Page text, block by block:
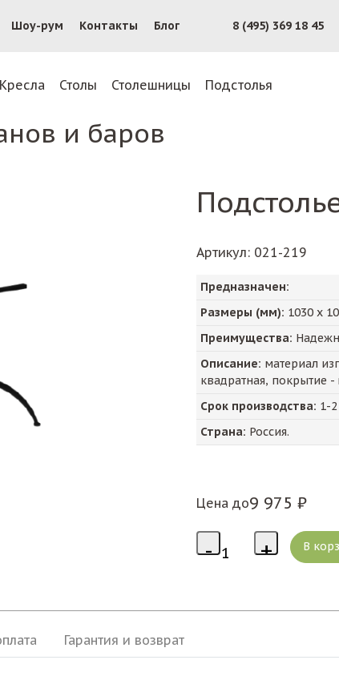
Шоу-рум Контакты Блог 8 (495) 369 18 45
Кресла Столы Столешницы Подстолья
и баров
Артикул: 021-219
Предназначен:
Размеры (мм): 1030 х
Преимущества:
Описание: материал
квадратная, покрытие
Срок производства: 1-
Страна: Россия.
Цена до9 975 ₽
Гарантия и возврат